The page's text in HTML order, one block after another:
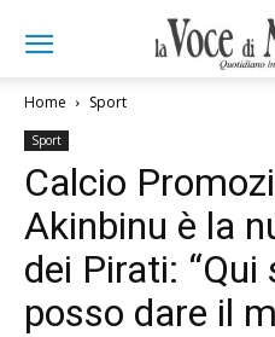
Home Sport
Sport
Calcio
Akinbinu è la
dei Pirati:
posso dare il